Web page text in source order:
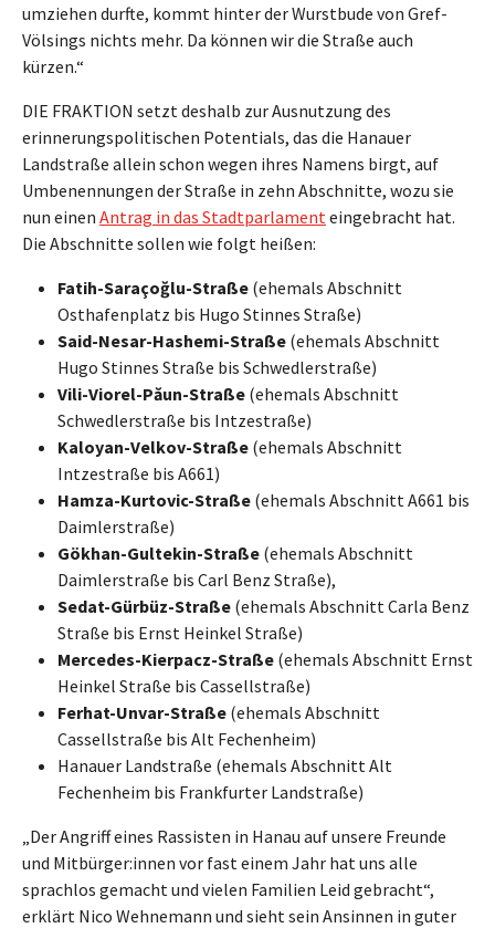
umziehen durfte, kommt hinter der Wurstbude von Gref-
Völsings nichts mehr. Da können wir die Straße auch
kürzen.“
DIE FRAKTION setzt deshalb zur Ausnutzung des
erinnerungspolitischen Potentials, das die Hanauer
Landstraße allein schon wegen ihres Namens birgt, auf
Umbenennungen der Straße in zehn Abschnitte, wozu sie
nun einen Antrag in das Stadtparlament eingebracht hat.
Die Abschnitte sollen wie folgt heißen:
Fatih-Saraçoğlu-Straße (ehemals Abschnitt
Osthafenplatz bis Hugo Stinnes Straße)
Said-Nesar-Hashemi-Straße (ehemals Abschnitt
Hugo Stinnes Straße bis Schwedlerstraße)
Vili-Viorel-Păun-Straße (ehemals Abschnitt
Schwedlerstraße bis Intzestraße)
Kaloyan-Velkov-Straße (ehemals Abschnitt
Intzestraße bis A661)
Hamza-Kurtovic-Straße (ehemals Abschnitt A661 bis
Daimlerstraße)
Gökhan-Gultekin-Straße (ehemals Abschnitt
Daimlerstraße bis Carl Benz Straße),
Sedat-Gürbüz-Straße (ehemals Abschnitt Carla Benz
Straße bis Ernst Heinkel Straße)
Mercedes-Kierpacz-Straße (ehemals Abschnitt Ernst
Heinkel Straße bis Cassellstraße)
Ferhat-Unvar-Straße (ehemals Abschnitt
Cassellstraße bis Alt Fechenheim)
Hanauer Landstraße (ehemals Abschnitt Alt
Fechenheim bis Frankfurter Landstraße)
„Der Angriff eines Rassisten in Hanau auf unsere Freunde
und Mitbürger:innen vor fast einem Jahr hat uns alle
sprachlos gemacht und vielen Familien Leid gebracht“,
erklärt Nico Wehnemann und sieht sein Ansinnen in guter